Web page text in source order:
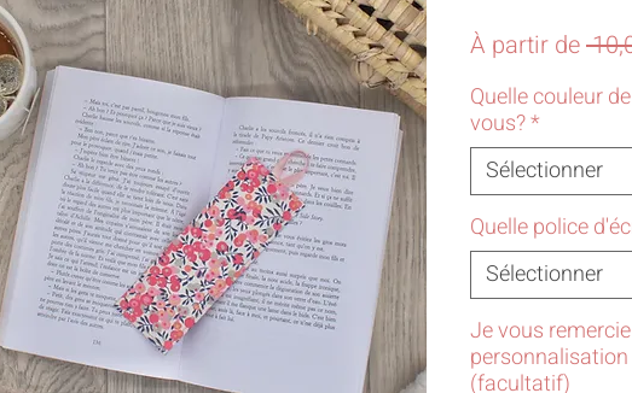
À partir de
Quelle couleur
vous?*
Sélectionner
Quelle police
Sélectionner
Je vous
(facultatif)